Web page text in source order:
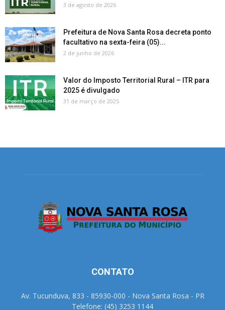
3 de agosto de 2026
Prefeitura de Nova Santa Rosa decreta ponto
facultativo na sexta-feira (05)...
2 de junho de 2026
Valor do Imposto Territorial Rural – ITR para
2025 é divulgado
31 de março de 2025
CONTATO
Av. Tucunduva, 833 - 85930-000 - Nova Santa Rosa - PR
Telefone: (45) 3253 1144